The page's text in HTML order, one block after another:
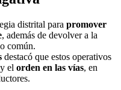
distrital para promover
, además de devolver a la
común.
destacó que estos operativos
y el orden en las vías, en